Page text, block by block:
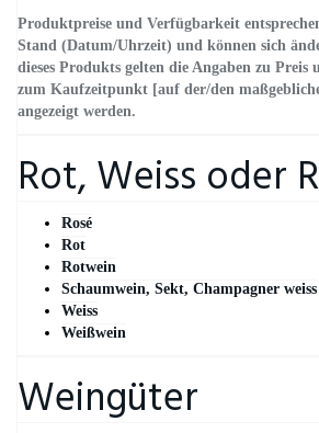
Produktpreise und Verfügbarkeit
Stand (Datum/Uhrzeit) und können sich
dieses Produkts gelten die Angaben zu
zum Kaufzeitpunkt [auf der/den
angezeigt werden.
Rot, Weiss oder
Rosé
Rot
Rotwein
Schaumwein, Sekt, Champagner weiss
Weiss
Weißwein
Weingüter